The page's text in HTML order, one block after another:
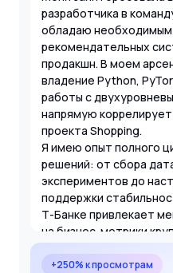
разработчика в
обладаю
рекомендательных
продакшн. В моем
владение Python,
работы с
напрямую
проекта Shopping.
Я имею опыт полного
решений: от сбора
экспериментов до
поддержки
Т-Банке привлекает
на бизнес-метрики
внедрять современные
персонализации в
+250% к просмотрам